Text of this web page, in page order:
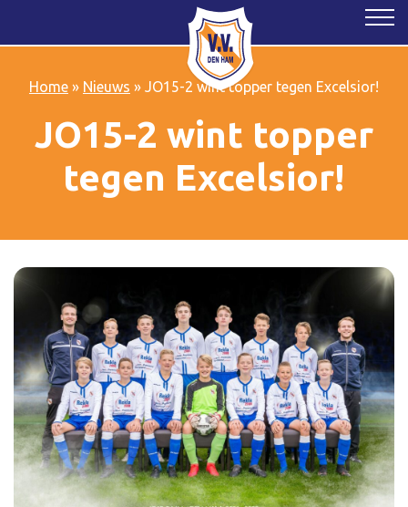
Home» Nieuws » JO15-2 wint topper tegen Excelsior!
JO15-2 wint topper
tegen Excelsior!